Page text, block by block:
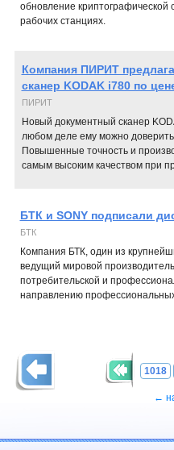
обновление
рабочих станциях.
Компания ПИРИТ
сканер KODAK i780 по
ПИРИТ
Новый документный сканер
любом деле ему можно
Повышенные точность и
самым высоким качеством при
БТК и SONY подписали
БТК
Компания БТК, один из
ведущий мировой
потребительской и
направлению
1018
←